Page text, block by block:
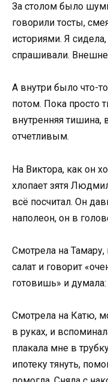
За столом было
говорили тосты,
историями. Я
спрашивали.
А внутри было что-
потом. Пока просто
внутренняя тишина,
отчетливым.
На Виктора, как он
хлопает зятя
всё посчитал. Он
наполеон, он в
Смотрела на
салат и говорит
готовишь» и
Смотрела на Катю,
в руках, и
плакала мне в
ипотеку тянуть,